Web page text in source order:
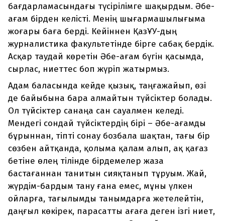
бағдарламасындағы түсірілімге шақырдым. Әбе-
ағам бірден келісті. Менің шығармашылығыма
жоғары баға берді. Кейіннен ҚазҰУ-дың
журналистика факультетінде бірге сабақ бердік.
Асқар таудай көретін Әбе-ағам бүгін қасымда,
сырлас, ниеттес боп жүріп жатырмыз.
Адам баласында кейде қызық, таңғажайып, өзі
де байыбына бара алмайтын түйсіктер болады.
Ол түйсіктер санаңа сан сауалмен келеді.
Мендегі сондай түйсіктердің бірі – Әбе-ағамды
бұрыннан, тіпті сонау бозбала шақтан, тағы бір
сөзбен айтқанда, қолыма қалам алып, ақ қағаз
бетіне өлең тілінде бірдемелер жаза
бастағаннан танитын сияқтанып тұруым. Жай,
жүрдім-бардым тану ғана емес, мұны үлкен
ойларға, тағылымды танымдарға жетелейтін,
даңғыл көкірек, парасатты ағаға деген ізгі ниет,